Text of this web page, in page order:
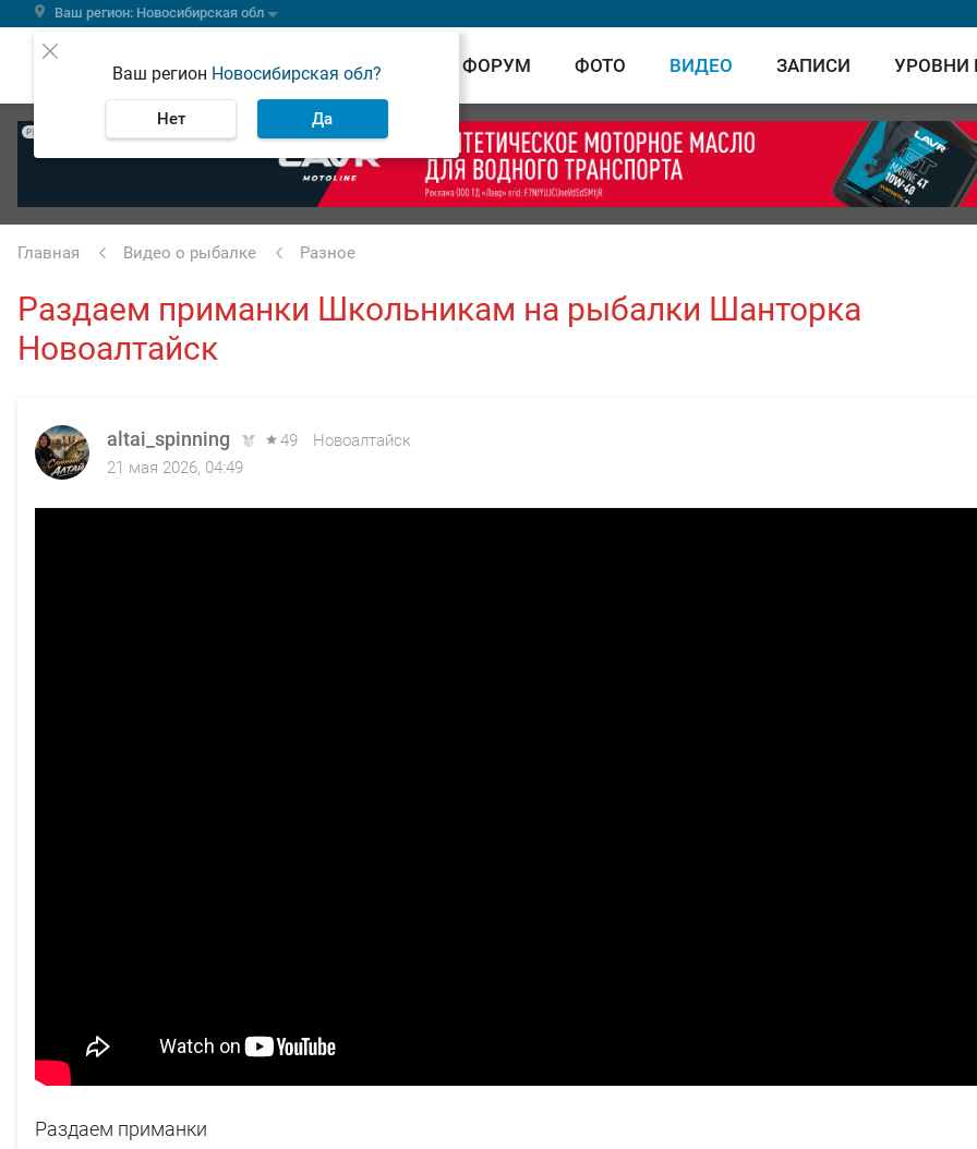
Ваш регион: Новосибирская обл
Ваш регион Новосибирская обл?
Нет Да
ВЕСТИ ФОРУМ ФОТО ВИДЕО ЗАПИСИ УРОВНИ
РЕКЛАМА
Главная Видео о рыбалке Разное
Раздаем приманки Школьникам на рыбалки Шанторка
Новоалтайск
altai_spinning 49
Новоалтайск
21 мая 2026, 04:49
Раздаем приманки